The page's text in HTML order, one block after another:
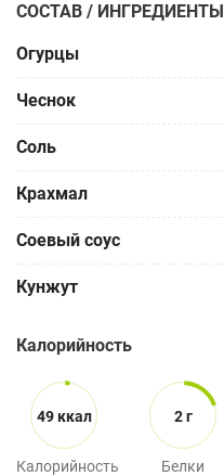
СОСТАВ / ИНГРЕДИЕНТЫ
Огурцы
Чеснок
Соль
Крахмал
Соевый соус
Кунжут
Калорийность
49 ккал
Калорийность
2 г
Белки